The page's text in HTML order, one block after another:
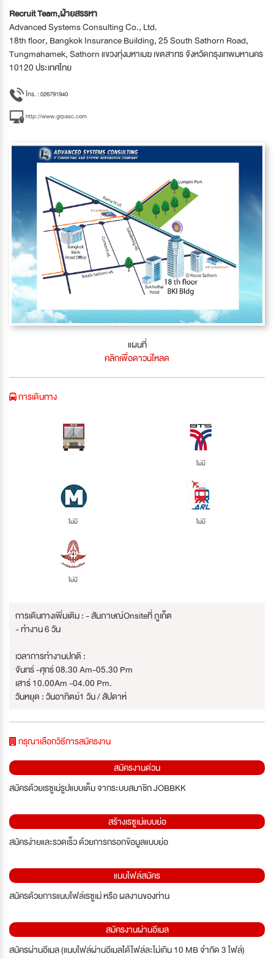
Recruit Team,ฝ่ายสรรหา
Advanced Systems Consulting Co., Ltd.
18th floor, Bangkok Insurance Building, 25 South Sathorn Road,
Tungmahamek, Sathorn แขวงทุ่งมหาเมฆ เขตสาทร จังหวัดกรุงเทพมหานคร
10120 ประเทศไทย
โทร. : 026791940
http://www.grpasc.com
แผนที่
คลิกเพื่อดาวน์โหลด
การเดินทาง
ไม่มี
ไม่มี ไม่มี
ไม่มี
การเดินทางเพิ่มเติม : - สัมภาษณ์Onsiteที่ ภูเก็ต
- ทำงาน 6 วัน
เวลาการทำงานปกติ :
จันทร์ -ศุกร์ 08.30 Am-05.30 Pm
เสาร์ 10.00Am -04.00 Pm.
วันหยุด : วันอาทิตย์1 วัน / สัปดาห์
กรุณาเลือกวิธีการสมัครงาน
สมัครงานด่วน
สมัครด้วยเรซูเม่รูปแบบเต็ม จากระบบสมาชิก JOBBKK
สร้างเรซูเม่แบบย่อ
สมัครง่ายและรวดเร็ว ด้วยการกรอกข้อมูลแบบย่อ
แนบไฟล์สมัคร
สมัครด้วยการแนบไฟล์เรซูเม่ หรือ ผลงานของท่าน
สมัครงานผ่านอีเมล
สมัครผ่านอีเมล (แนบไฟล์ผ่านอีเมลได้ไฟล์ละไม่เกิน 10 MB จำกัด 3 ไฟล์)